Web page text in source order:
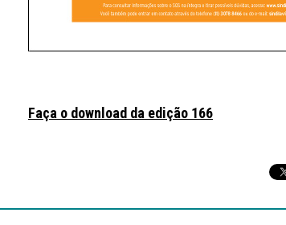
Faça o download da edição 166